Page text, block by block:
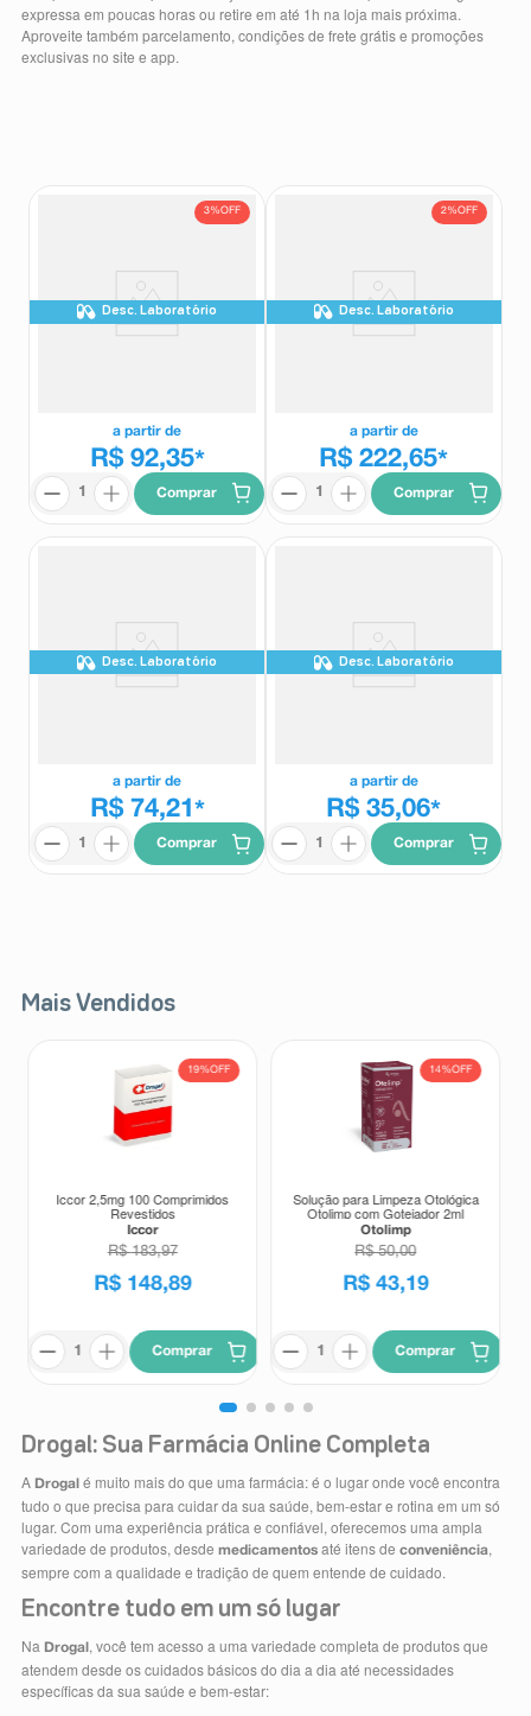
expressa em poucas horas ou retire em até 1h na loja mais próxima.
Aproveite também parcelamento, condições de frete grátis e promoções
exclusivas no site e app.
3%OFF
Desc. Laboratório
Tegretol CR 200mg/g 60
a partir de
R$ 92,35*
Comprar
2%OFF
Desc. Laboratório
Tegretol CR 400mg caixa com 60
a partir de
R$ 222,65*
Comprar
Desc. Laboratório
Tegretol Cr 400mg 20
a partir de
R$ 74,21 *
Comprar
Desc. Laboratório
Tegretol CR 200mg caixa com 20
a partir de
R$ 35,06*
Comprar
Mais Vendidos
19%OFF
Iccor 2,5mg 100 Comprimidos
Revestidos
Iccor
R$ 183,97
R$ 148,89
Comprar
14%OFF
Solução para Limpeza Otológica
Otolimp com Gotejador 2ml
Otolimp
R$ 50,00
R$ 43,19
Comprar
Drogal: Sua Farmácia Online Completa
A Drogal é muito mais do que uma farmácia: é o lugar onde você encontra
tudo o que precisa para cuidar da sua saúde, bem-estar e rotina em um só
lugar. Com uma experiência prática e confiável, oferecemos uma ampla
variedade de produtos, desde medicamentosaté itens de conveniência,
sempre com a qualidade e tradição de quem entende de cuidado.
Encontre tudo em um só lugar
Na Drogal , você tem acesso a uma variedade completa de produtos que
atendem desde os cuidados básicos do dia a dia até necessidades
específicas da sua saúde e bem-estar:
8º teste gravidez
9º esmalte